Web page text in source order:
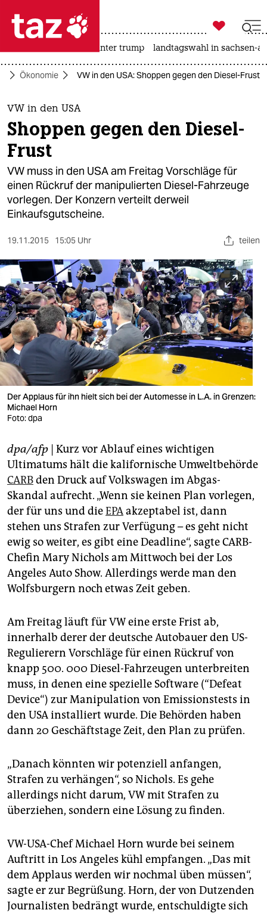
 taz zahl ich
taz zahl ich
themen
politik
öko
gesellschaft
kultur
sport
berlin
nord
wahrheit
verlag
verlag
veranstaltungen
shop
fragen & hilfe
unterstützen
abo
genossenschaft
epaper login

taz zahl ich
usa unter trump landtagswahl in sachsen-
Ökonomie VW in den USA: Shoppen gegen den Diesel-Frust
VW in den USA
Shoppen gegen den Diesel-
Frust
VW muss in den USA am Freitag Vorschläge für
einen Rückruf der manipulierten Diesel-Fahrzeuge
vorlegen. Der Konzern verteilt derweil
Einkaufsgutscheine.
19.11.2015 15:05 Uhr teilen
Der Applaus für ihn hielt sich bei der Automesse in L.A. in Grenzen:
Michael Horn
Foto: dpa
dpa/afp | Kurz vor Ablauf eines wichtigen
Ultimatums hält die kalifornische Umweltbehörde
CARBden Druck auf Volkswagen im Abgas-
Skandal aufrecht. „Wenn sie keinen Plan vorlegen,
der für uns und dieEPAakzeptabel ist, dann
stehen uns Strafen zur Verfügung – es geht nicht
ewig so weiter, es gibt eine Deadline“, sagte CARB-
Chefin Mary Nichols am Mittwoch bei der Los
Angeles Auto Show. Allerdings werde man den
Wolfsburgern noch etwas Zeit geben.
Am Freitag läuft für VW eine erste Frist ab,
innerhalb derer der deutsche Autobauer den US-
Regulierern Vorschläge für einen Rückruf von
knapp 500. 000 Diesel-Fahrzeugen unterbreiten
muss, in denen eine spezielle Software (“Defeat
Device“) zur Manipulation von Emissionstests in
den USA installiert wurde. Die Behörden haben
dann 20 Geschäftstage Zeit, den Plan zu prüfen.
„Danach könnten wir potenziell anfangen,
Strafen zu verhängen“, so Nichols. Es gehe
allerdings nicht darum, VW mit Strafen zu
überziehen, sondern eine Lösung zu finden.
VW-USA-Chef Michael Horn wurde bei seinem
Auftritt in Los Angeles kühl empfangen. „Das mit
dem Applaus werden wir nochmal üben müssen“,
sagte er zur Begrüßung. Horn, der von Dutzenden
Journalisten bedrängt wurde, entschuldigte sich